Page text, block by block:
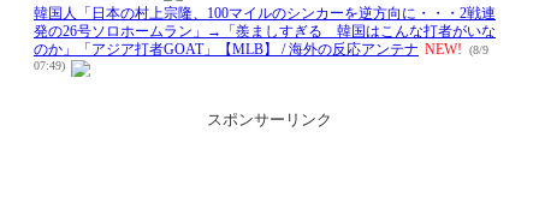
スポンサーリンク